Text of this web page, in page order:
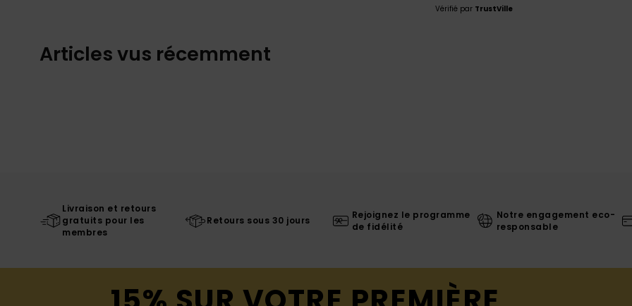
Vérifié par TrustVille
Articles vus récemment
Livraison et retours
gratuits pour les
membres
Retours sous 30 jours
Rejoignez le programme
de fidélité
Notre engagement eco-
responsable